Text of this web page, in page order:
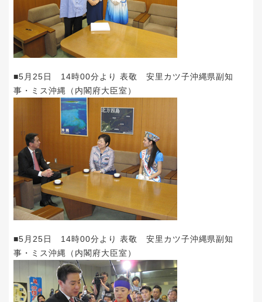
■5月25日 14時00分より 表敬 安里カツ子沖縄県副知
事・ミス沖縄（内閣府大臣室）
■5月25日 14時00分より 表敬 安里カツ子沖縄県副知
事・ミス沖縄（内閣府大臣室）